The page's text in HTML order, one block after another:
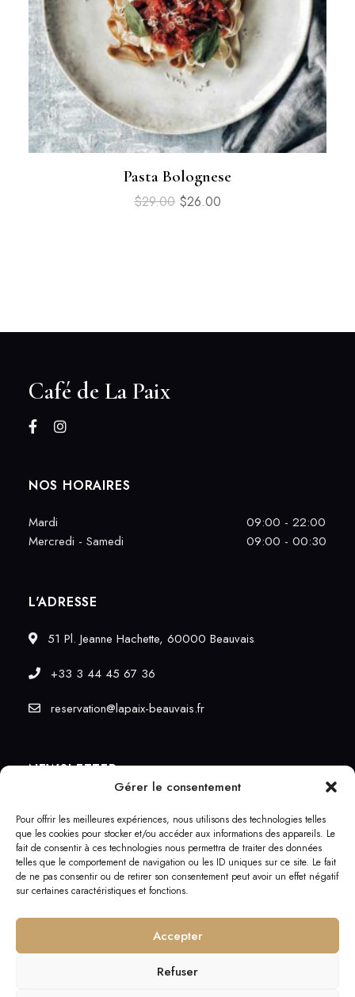
Gérer le consentement
Pour offrir les meilleures expériences, nous utilisons des technologies telles
que les cookies pour stocker et/ou accéder aux informations des appareils. Le
fait de consentir à ces technologies nous permettra de traiter des données
telles que le comportement de navigation ou les ID uniques sur ce site. Le fait
de ne pas consentir ou de retirer son consentement peut avoir un effet négatif
sur certaines caractéristiques et fonctions.
Accepter
Refuser
Pasta Bolognese
$29.00 $26.00
Café de La Paix
NOS HORAIRES
Mardi
09:00 - 22:00
Mercredi - Samedi
09:00 - 00:30
L'ADRESSE
51 Pl. Jeanne Hachette, 60000 Beauvais
+33 3 44 45 67 36
reservation@lapaix-beauvais.fr
NEWSLETTER
© Copyright Café de La Paix – Développé par
www.edictyo.fr